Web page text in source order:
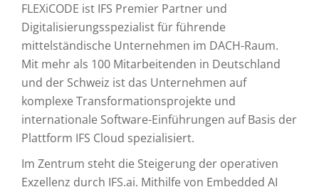
FLEXiCODE ist IFS Premier Partner und
Digitalisierungsspezialist für führende
mittelständische Unternehmen im DACH-Raum.
Mit mehr als 100 Mitarbeitenden in Deutschland
und der Schweiz ist das Unternehmen auf
komplexe Transformationsprojekte und
internationale Software-Einführungen auf Basis der
Plattform IFS Cloud spezialisiert.
Im Zentrum steht die Steigerung der operativen
Exzellenz durch IFS.ai. Mithilfe von Embedded AI